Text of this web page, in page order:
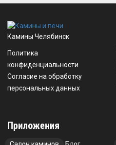
Камины Челябинск
Политика
конфиденциальности
Согласие на обработку
персональных данных
Приложения